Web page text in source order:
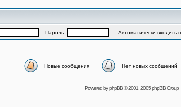
Пароль: Автоматически входить
Новые сообщения Нет новых сообщений
Powered byphpBB© 2001, 2005 phpBB Group